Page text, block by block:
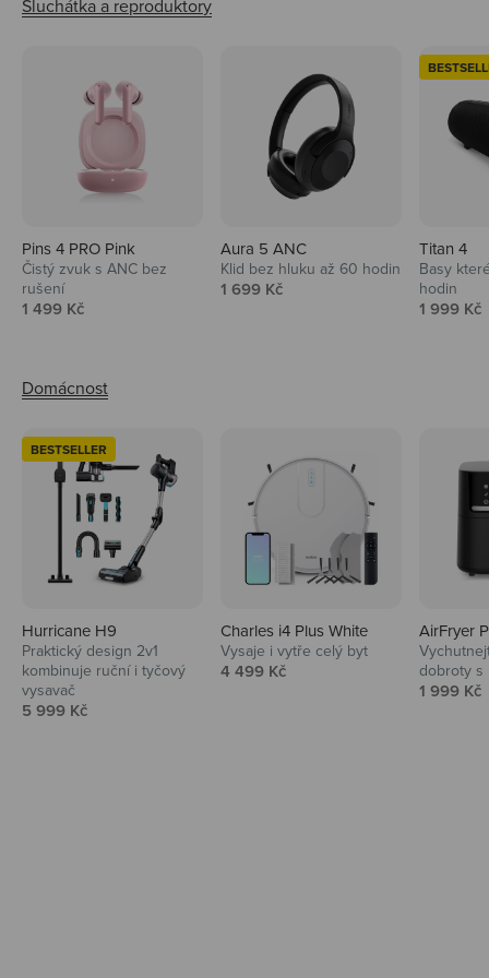
Pins 4 PRO Pink
Čistý zvuk s ANC bez
rušení
Prodejní cena
1 499 Kč
Aura 5 ANC
Klid bez hluku až 60 hodin
Prodejní cena
1 699 Kč
Titan 4
Basy
hodin
Prodejní
1 999 Kč
BESTSELLER
Hurricane H9
Praktický design 2v1
kombinuje ruční i tyčový
vysavač
Prodejní cena
5 999 Kč
Charles i4 Plus White
Vysaje i vytře celý byt
Prodejní cena
4 499 Kč
AirFryer
dobroty s
Prodejní
1 999 Kč
Audio
Niceboy sluchátka a repráky ti padnou
do noty.